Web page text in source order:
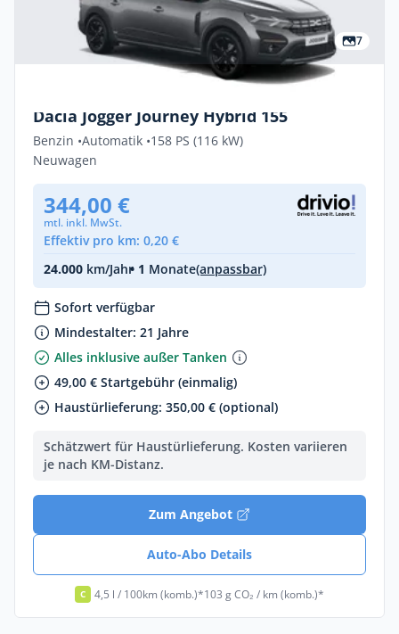
7
Dacia Jogger Journey Hybrid 155
Benzin •Automatik •158 PS (116 kW)
Neuwagen
344,00 €
mtl. inkl. MwSt.
Effektiv pro km: 0,20 €
24.000 km/Jahr• 1 Monate(anpassbar)
Sofort verfügbar
Mindestalter: 21 Jahre
Alles inklusive außer Tanken
49,00 € Startgebühr (einmalig)
Haustürlieferung: 350,00 € (optional)
Schätzwert für Haustürlieferung. Kosten variieren
je nach KM-Distanz.
Zum Angebot
Auto-Abo Details
C 4,5 l / 100km (komb.)*103 g CO₂ / km (komb.)*